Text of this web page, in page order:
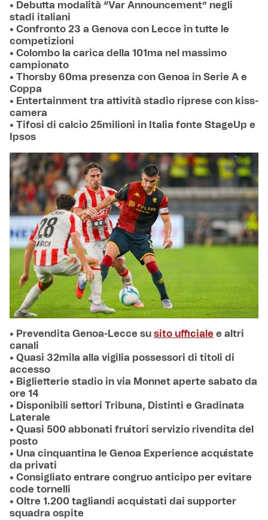
• Debutta modalità “Var Announcement” negli
stadi italiani
• Confronto 23 a Genova con Lecce in tutte le
competizioni
• Colombo la carica della 101ma nel massimo
campionato
• Thorsby 60ma presenza con Genoa in Serie A e
Coppa
• Entertainment tra attività stadio riprese con kiss-
camera
• Tifosi di calcio 25milioni in Italia fonte StageUp e
Ipsos
• Prevendita Genoa-Lecce su sito ufficiale e altri
canali
• Quasi 32mila alla vigilia possessori di titoli di
accesso
• Biglietterie stadio in via Monnet aperte sabato da
ore 14
• Disponibili settori Tribuna, Distinti e Gradinata
Laterale
• Quasi 500 abbonati fruitori servizio rivendita del
posto
• Una cinquantina le Genoa Experience acquistate
da privati
• Consigliato entrare congruo anticipo per evitare
code tornelli
• Oltre 1.200 tagliandi acquistati dai supporter
squadra ospite